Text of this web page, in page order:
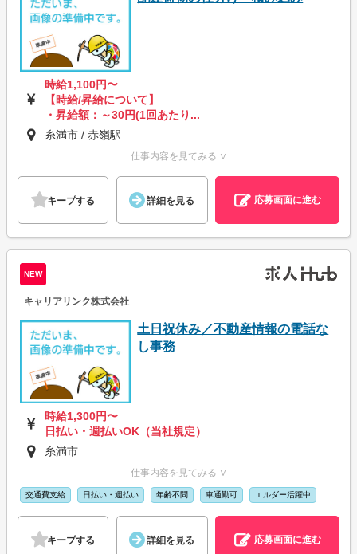
時給1,100円〜
【時給/昇給について】
・昇給額：～30円(1回あたり...
糸満市 / 赤嶺駅
仕事内容を見てみる ∨
キープする 詳細を見る 応募画面に進む
NEW
キャリアリンク株式会社
土日祝休み／不動産情報の電話な
し事務
時給1,300円〜
日払い・週払いOK（当社規定）
糸満市
仕事内容を見てみる ∨
交通費支給 日払い・週払い 年齢不問 車通勤可 エルダー活躍中
キープする 詳細を見る 応募画面に進む